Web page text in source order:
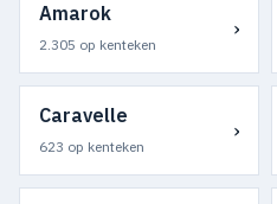
Amarok
2.305 op kenteken
›
Caravelle
623 op kenteken
›